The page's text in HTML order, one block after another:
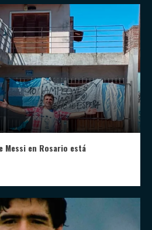
Messi en Rosario está